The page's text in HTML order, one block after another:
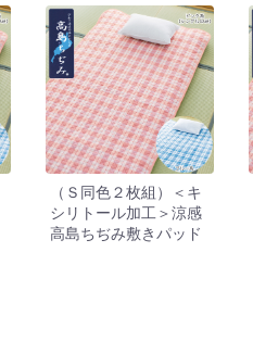
（Ｓ同色２枚組）＜キ
シリトール加工＞涼感
高島ちぢみ敷きパッド